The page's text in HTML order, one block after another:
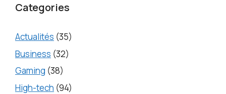
Categories
Actualités (35)
Business (32)
Gaming (38)
High-tech (94)